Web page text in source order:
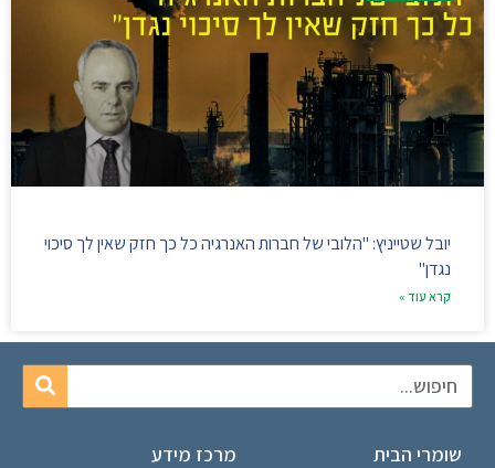
יובל שטייניץ: "הלובי של חברות האנרגיה כל כך חזק שאין לך סיכוי
נגדן"
קרא עוד »
שומרי הבית מרכז מידע